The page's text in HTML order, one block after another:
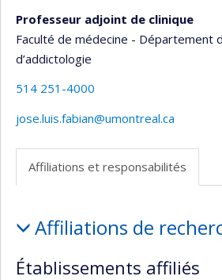
Professeur adjoint de clinique
Faculté de médecine - Département
d’addictologie
514 251-4000
jose.luis.fabian@umontreal.ca
Affiliations et responsabilités
et
responsabilités
Affiliations de
Établissements affiliés